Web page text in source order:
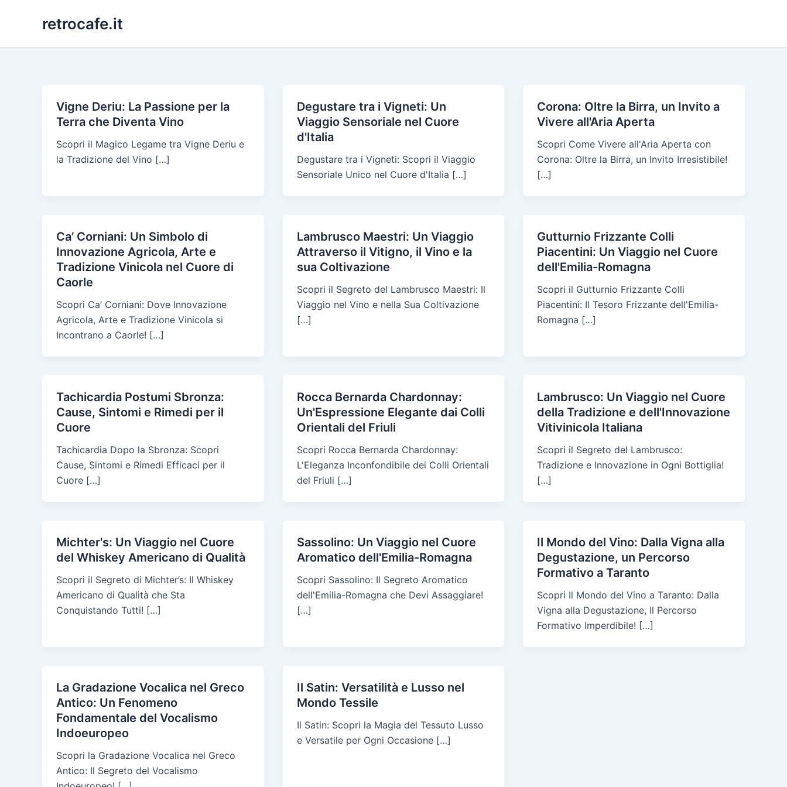
retrocafe.it
Vigne Deriu: La Passione per la
Terra che Diventa Vino
Scopri il Magico Legame tra Vigne Deriu e
la Tradizione del Vino […]
Degustare tra i Vigneti: Un
Viaggio Sensoriale nel Cuore
d'Italia
Degustare tra i Vigneti: Scopri il Viaggio
Sensoriale Unico nel Cuore d'Italia […]
Corona: Oltre la Birra, un Invito a
Vivere all'Aria Aperta
Scopri Come Vivere all'Aria Aperta con
Corona: Oltre la Birra, un Invito Irresistibile!
[…]
Ca’ Corniani: Un Simbolo di
Innovazione Agricola, Arte e
Tradizione Vinicola nel Cuore di
Caorle
Scopri Ca’ Corniani: Dove Innovazione
Agricola, Arte e Tradizione Vinicola si
Incontrano a Caorle! […]
Lambrusco Maestri: Un Viaggio
Attraverso il Vitigno, il Vino e la
sua Coltivazione
Scopri il Segreto del Lambrusco Maestri: Il
Viaggio nel Vino e nella Sua Coltivazione
[…]
Gutturnio Frizzante Colli
Piacentini: Un Viaggio nel Cuore
dell'Emilia-Romagna
Scopri il Gutturnio Frizzante Colli
Piacentini: Il Tesoro Frizzante dell'Emilia-
Romagna […]
Tachicardia Postumi Sbronza:
Cause, Sintomi e Rimedi per il
Cuore
Tachicardia Dopo la Sbronza: Scopri
Cause, Sintomi e Rimedi Efficaci per il
Cuore […]
Rocca Bernarda Chardonnay:
Un'Espressione Elegante dai Colli
Orientali del Friuli
Scopri Rocca Bernarda Chardonnay:
L'Eleganza Inconfondibile dei Colli Orientali
del Friuli […]
Lambrusco: Un Viaggio nel Cuore
della Tradizione e dell'Innovazione
Vitivinicola Italiana
Scopri il Segreto del Lambrusco:
Tradizione e Innovazione in Ogni Bottiglia!
[…]
Michter's: Un Viaggio nel Cuore
del Whiskey Americano di Qualità
Scopri il Segreto di Michter’s: Il Whiskey
Americano di Qualità che Sta
Conquistando Tutti! […]
Sassolino: Un Viaggio nel Cuore
Aromatico dell'Emilia-Romagna
Scopri Sassolino: Il Segreto Aromatico
dell'Emilia-Romagna che Devi Assaggiare!
[…]
Il Mondo del Vino: Dalla Vigna alla
Degustazione, un Percorso
Formativo a Taranto
Scopri Il Mondo del Vino a Taranto: Dalla
Vigna alla Degustazione, Il Percorso
Formativo Imperdibile! […]
La Gradazione Vocalica nel Greco
Antico: Un Fenomeno
Fondamentale del Vocalismo
Indoeuropeo
Scopri la Gradazione Vocalica nel Greco
Antico: Il Segreto del Vocalismo
Il Satin: Versatilità e Lusso nel
Mondo Tessile
Il Satin: Scopri la Magia del Tessuto Lusso
e Versatile per Ogni Occasione […]